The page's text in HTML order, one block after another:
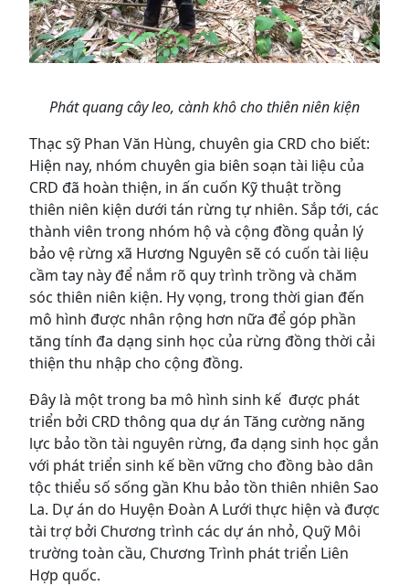
Phát quang cây leo, cành khô cho thiên niên kiện
Thạc sỹ Phan Văn Hùng, chuyên gia CRD cho biết:
Hiện nay, nhóm chuyên gia biên soạn tài liệu của
CRD đã hoàn thiện, in ấn cuốn Kỹ thuật trồng
thiên niên kiện dưới tán rừng tự nhiên. Sắp tới, các
thành viên trong nhóm hộ và cộng đồng quản lý
bảo vệ rừng xã Hương Nguyên sẽ có cuốn tài liệu
cầm tay này để nắm rõ quy trình trồng và chăm
sóc thiên niên kiện. Hy vọng, trong thời gian đến
mô hình được nhân rộng hơn nữa để góp phần
tăng tính đa dạng sinh học của rừng đồng thời cải
thiện thu nhập cho cộng đồng.
Đây là một trong ba mô hình sinh kế được phát
triển bởi CRD thông qua dự án Tăng cường năng
lực bảo tồn tài nguyên rừng, đa dạng sinh học gắn
với phát triển sinh kế bền vững cho đồng bào dân
tộc thiểu số sống gần Khu bảo tồn thiên nhiên Sao
La. Dự án do Huyện Đoàn A Lưới thực hiện và được
tài trợ bởi Chương trình các dự án nhỏ, Quỹ Môi
trường toàn cầu, Chương Trình phát triển Liên
Hợp quốc.